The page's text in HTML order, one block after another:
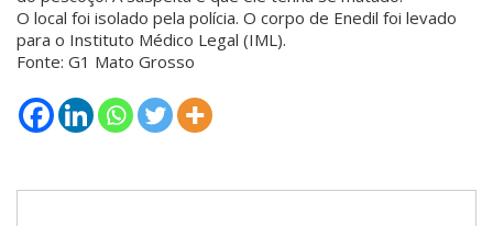
O local foi isolado pela polícia. O corpo de Enedil foi levado
para o Instituto Médico Legal (IML).
Fonte: G1 Mato Grosso